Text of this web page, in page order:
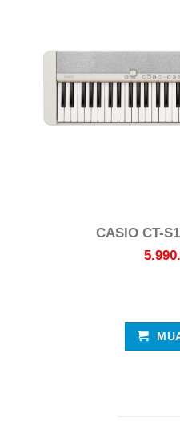
CASIO CT-